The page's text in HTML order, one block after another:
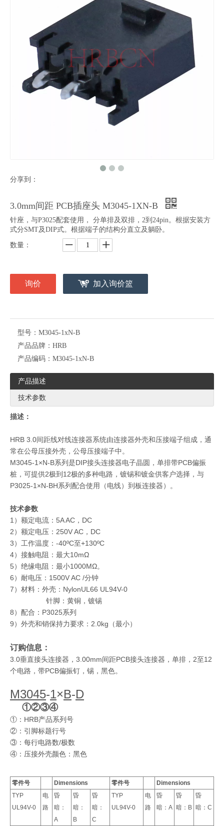
3.0mm间距 单排卧贴针座SMT M3045-SR-1XN-B-K
3.0mm间距 双排平焊卧贴针座 M3045R-SR-2XN-B-K 3.0mm间距 单排立贴针座 M3045-SL-2xN-B-K
分享到：
3.0mm间距 PCB插座头 M3045-1XN-B
针座，与P3025配套使用， 分单排及双排，2到24pin。根据安装方
式分SMT及DIP式。根据端子的结构分直立及躺卧。
数量：
询价 加入询价篮
型号： M3045-1xN-B
产品品牌： HRB
产品编码： M3045-1xN-B
产品描述
技术参数
描述：
HRB 3.0间距线对线连接器系统由连接器外壳和压接端子组成，通
常在公母压接外壳，公母压接端子中。
M3045-1×N-B系列是DIP接头连接器电子晶圆，单排带PCB偏振
桩，可提供2极到12极的多种电路，镀锡和镀金供客户选择，与
P3025-1×N-BH系列配合使用（电线）到板连接器）。
技术参数
1）额定电流：5A AC，DC
2）额定电压：250V AC，DC
3）工作温度：-40ºC至+130ºC
4）接触电阻：最大10mΩ
5）绝缘电阻：最小1000MΩ。
6）耐电压：1500V AC /分钟
7）材料：外壳：NylonUL66 UL94V-0
针脚：黄铜，镀锡
8）配合：P3025系列
9）外壳和销保持力要求：2.0kg（最小）
订购信息：
3.0垂直接头连接器，3.00mm间距PCB接头连接器，单排，2至12
个电路，带PCB偏振钉，锡，黑色。
M3045-1×B-D
①②③④
①：HRB产品系列号
②：引脚标题行号
③：每行电路数/极数
④：压接外壳颜色：黑色
零件号 Dimensions 零件号
Dimensions
TYP
UL94V-0
电
路
昏
暗：
A
昏
暗：
B
昏
暗：
C
TYP
UL94V-0
电
路
昏
暗：A
昏
暗：B
昏
暗：C